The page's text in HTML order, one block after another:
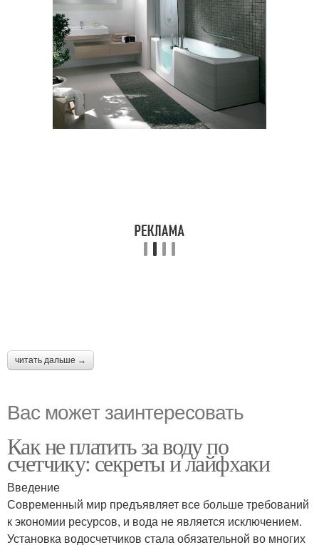
читать дальше →
Вас может заинтересовать
Как не платить за воду по
счетчику: секреты и лайфхаки
Введение
Современный мир предъявляет все больше требований
к экономии ресурсов, и вода не является исключением.
Установка водосчетчиков стала обязательной во многих